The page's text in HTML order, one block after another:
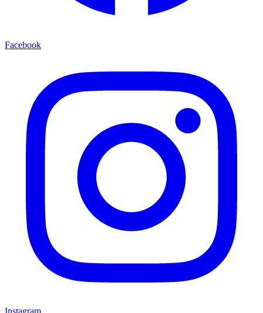
Facebook
Instagram